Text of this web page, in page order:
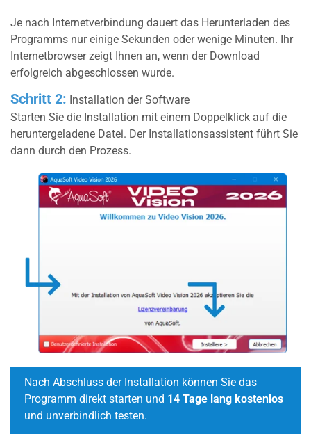
Je nach Internetverbindung dauert das Herunterladen des
Programms nur einige Sekunden oder wenige Minuten. Ihr
Internetbrowser zeigt Ihnen an, wenn der Download
erfolgreich abgeschlossen wurde.
Schritt 2: Installation der Software
Starten Sie die Installation mit einem Doppelklick auf die
heruntergeladene Datei. Der Installationsassistent führt Sie
dann durch den Prozess.
Nach Abschluss der Installation können Sie das
Programm direkt starten und 14 Tage lang kostenlos
und unverbindlich testen.